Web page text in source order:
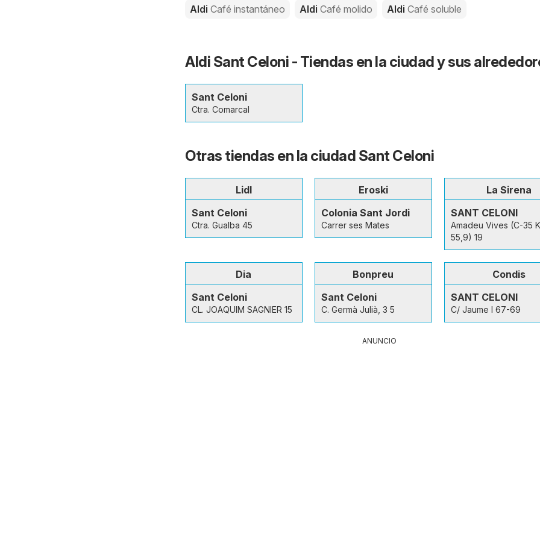
Aldi Café instantáneo Aldi Café molido Aldi Café soluble
Aldi Sant Celoni - Tiendas en la ciudad y sus
Sant Celoni
Ctra. Comarcal
Otras tiendas en la ciudad Sant Celoni
Lidl
Sant Celoni
Ctra. Gualba 45
Eroski
Colonia Sant Jordi
Carrer ses Mates
La Sirena
SANT CELONI
Amadeu Vives (C-35
55,9) 19
Dia
Sant Celoni
CL. JOAQUIM SAGNIER 15
Bonpreu
Sant Celoni
C. Germà Julià, 3 5
Condis
SANT CELONI
C/ Jaume I 67-69
ANUNCIO